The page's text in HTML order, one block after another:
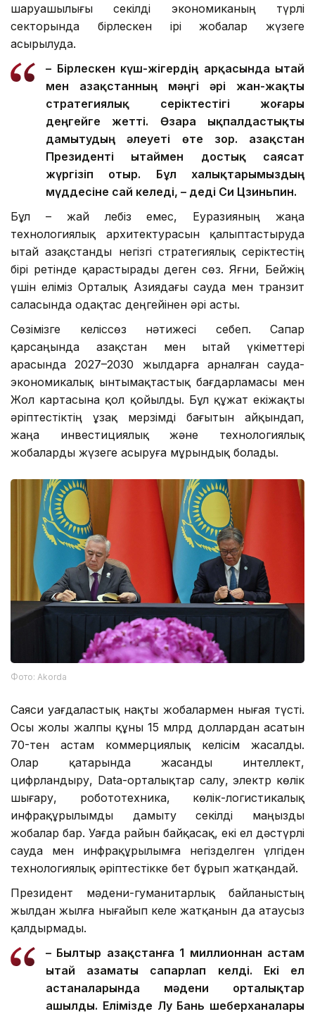
шаруашылығы секілді экономиканың түрлі
секторында бірлескен ірі жобалар жүзеге
асырылуда.
– Бірлескен күш-жігердің арқасында Қытай
мен Қазақстанның мәңгі әрі жан-жақты
стратегиялық серіктестігі жоғары
деңгейге жетті. Өзара ықпалдастықты
дамытудың әлеуеті өте зор. Қазақстан
Президенті Қытаймен достық саясат
жүргізіп отыр. Бұл халықтарымыздың
мүддесіне сай келеді, – деді Си Цзиньпин.
Бұл – жай лебіз емес, Еуразияның жаңа
технологиялық архитектурасын қалыптастыруда
Қытай Қазақстанды негізгі стратегиялық серіктестің
бірі ретінде қарастырады деген сөз. Яғни, Бейжің
үшін еліміз Орталық Азиядағы сауда мен транзит
саласында одақтас деңгейінен әрі асты.
Сөзімізге келіссөз нәтижесі себеп. Сапар
қарсаңында Қазақстан мен Қытай үкіметтері
арасында 2027–2030 жылдарға арналған сауда-
экономикалық ынтымақтастық бағдарламасы мен
Жол картасына қол қойылды. Бұл құжат екіжақты
әріптестіктің ұзақ мерзімді бағытын айқындап,
жаңа инвестициялық және технологиялық
жобаларды жүзеге асыруға мұрындық болады.
Фото: Аkorda
Саяси уағдаластық нақты жобалармен нығая түсті.
Осы жолы жалпы құны 15 млрд доллардан асатын
70-тен астам коммерциялық келісім жасалды.
Олар қатарында жасанды интеллект,
цифрландыру, Data-орталықтар салу, электр көлік
шығару, робототехника, көлік-логистикалық
инфрақұрылымды дамыту секілді маңызды
жобалар бар. Уағда райын байқасақ, екі ел дәстүрлі
сауда мен инфрақұрылымға негізделген үлгіден
технологиялық әріптестікке бет бұрып жатқандай.
Президент мәдени-гуманитарлық байланыстың
жылдан жылға нығайып келе жатқанын да атаусыз
қалдырмады.
– Былтыр Қазақстанға 1 миллионнан астам
Қытай азаматы сапарлап келді. Екі ел
астаналарында мәдени орталықтар
ашылды. Елімізде Лу Бань шеберханалары